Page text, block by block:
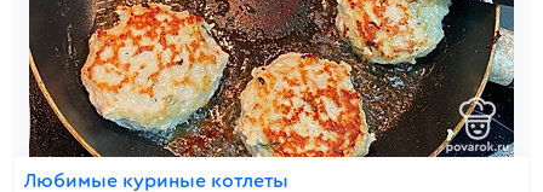
Любимые куриные котлеты